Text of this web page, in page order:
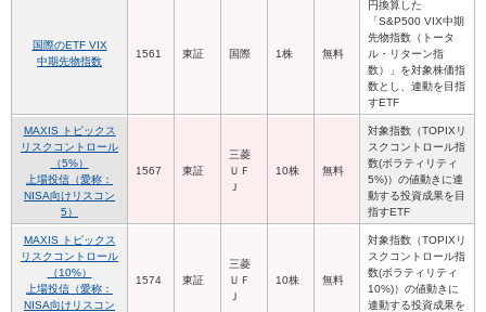
国際のETF VIX
中期先物指数
1561 東証 国際 1株 無料
円換算した
「S&P500 VIX中期
先物指数（トータ
ル・リターン指
数）」を対象株価指
数とし、連動を目指
すETF
MAXIS トピックス
リスクコントロール
（5%）
上場投信（愛称：
NISA向けリスコン
5）
1567 東証
三菱
ＵＦ
Ｊ
10株 無料
対象指数（TOPIXリ
スクコントロール指
数(ボラティリティ
5%)）の値動きに連
動する投資成果を目
指すETF
MAXIS トピックス
リスクコントロール
（10%）
上場投信（愛称：
NISA向けリスコン
1574 東証
三菱
ＵＦ
Ｊ
10株 無料
対象指数（TOPIXリ
スクコントロール指
数(ボラティリティ
10%)）の値動きに
連動する投資成果を